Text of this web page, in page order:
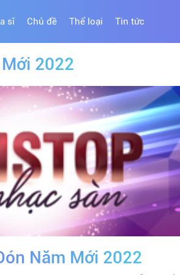
sĩ Chủ đề Thể loại Tin tức
2022
Năm Mới 2022